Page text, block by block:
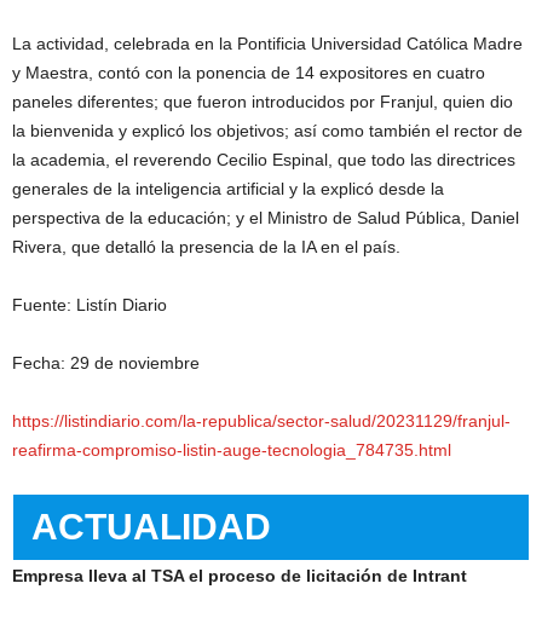
La actividad, celebrada en la Pontificia Universidad Católica Madre
y Maestra, contó con la ponencia de 14 expositores en cuatro
paneles diferentes; que fueron introducidos por Franjul, quien dio
la bienvenida y explicó los objetivos; así como también el rector de
la academia, el reverendo Cecilio Espinal, que todo las directrices
generales de la inteligencia artificial y la explicó desde la
perspectiva de la educación; y el Ministro de Salud Pública, Daniel
Rivera, que detalló la presencia de la IA en el país.
Fuente: Listín Diario
Fecha: 29 de noviembre
https://listindiario.com/la-republica/sector-salud/20231129/franjul-
reafirma-compromiso-listin-auge-tecnologia_784735.html
ACTUALIDAD
Empresa lleva al TSA el proceso de licitación de Intrant